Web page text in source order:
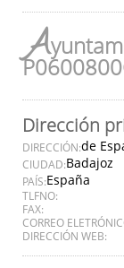
A
Dirección
DIRECCIÓN:de
CIUDAD:Badajoz
PAÍS:España
TLFNO:
FAX:
CORREO
DIRECCIÓN WEB: